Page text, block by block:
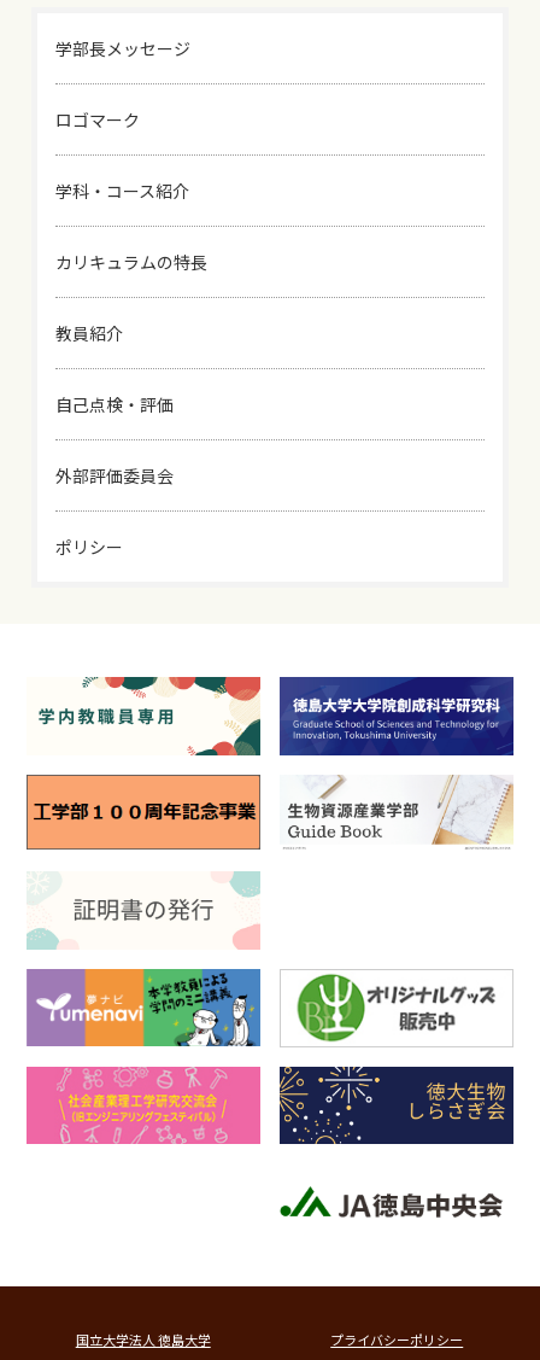
学部長メッセージ
ロゴマーク
学科・コース紹介
カリキュラムの特長
教員紹介
自己点検・評価
外部評価委員会
ポリシー
国立大学法人 徳島大学 プライバシーポリシー